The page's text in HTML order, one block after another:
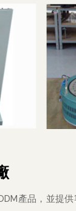
產品，並提供